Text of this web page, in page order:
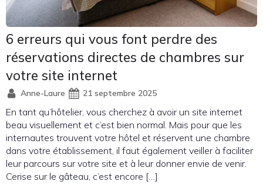
6 erreurs qui vous font perdre des
réservations directes de chambres sur
votre site internet
Anne-Laure 21 septembre 2025
En tant qu’hôtelier, vous cherchez à avoir un site internet
beau visuellement et c’est bien normal. Mais pour que les
internautes trouvent votre hôtel et réservent une chambre
dans votre établissement, il faut également veiller à faciliter
leur parcours sur votre site et à leur donner envie de venir.
Cerise sur le gâteau, c’est encore […]